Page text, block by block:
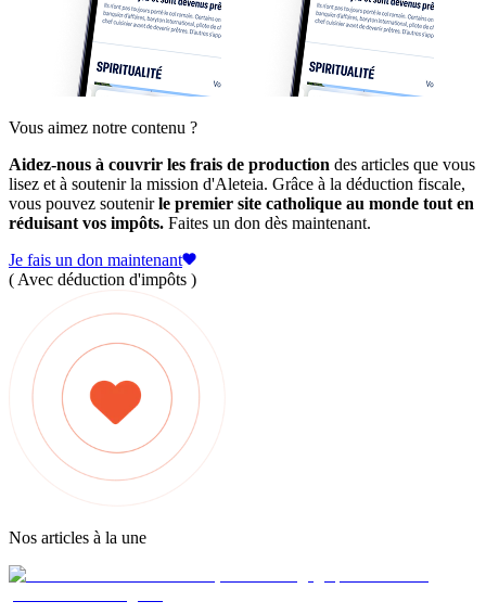
Vous aimez notre contenu ?
Aidez-nous à couvrir les frais de production des articles que vous
lisez et à soutenir la mission d'Aleteia. Grâce à la déduction fiscale,
vous pouvez soutenirle premier site catholique au monde tout en
réduisant vos impôts. Faites un don dès maintenant.
Je fais un don maintenant
( Avec déduction d'impôts )
Nos articles à la une